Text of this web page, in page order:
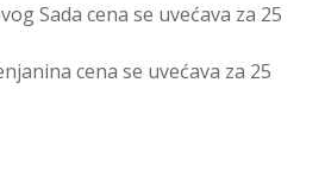
Sada cena se uvećava za 25
cena se uvećava za 25